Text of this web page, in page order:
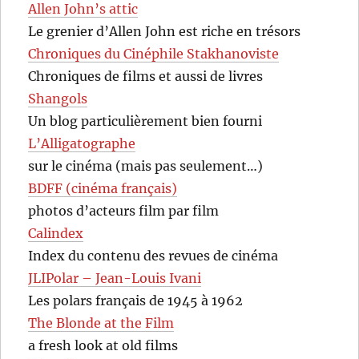
Allen John’s attic
Le grenier d’Allen John est riche en trésors
Chroniques du Cinéphile Stakhanoviste
Chroniques de films et aussi de livres
Shangols
Un blog particulièrement bien fourni
L’Alligatographe
sur le cinéma (mais pas seulement…)
BDFF (cinéma français)
photos d’acteurs film par film
Calindex
Index du contenu des revues de cinéma
JLIPolar – Jean-Louis Ivani
Les polars français de 1945 à 1962
The Blonde at the Film
a fresh look at old films